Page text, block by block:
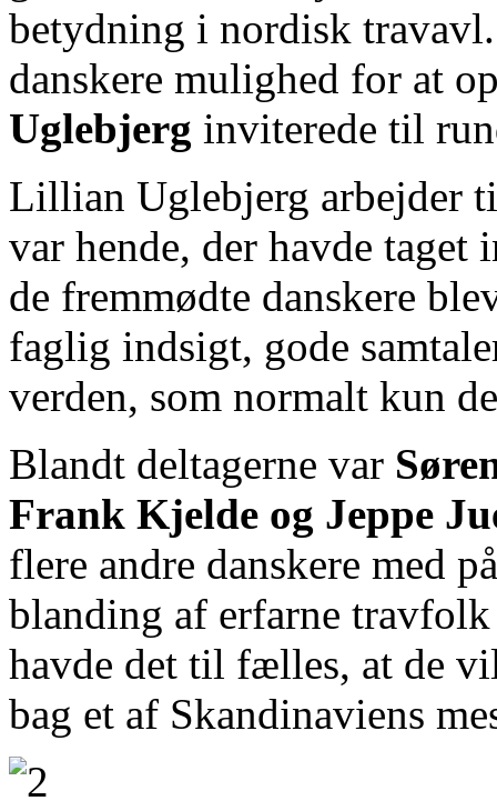
betydning i nordisk
danskere mulighed for at
Uglebjerg inviterede til
Lillian Uglebjerg arbejder
var hende, der havde
de fremmødte danskere
faglig indsigt, gode
verden, som normalt kun
Blandt deltagerne var
Frank Kjelde og Jeppe
flere andre danskere med
blanding af erfarne
havde det til fælles, at de
bag et af Skandinaviens